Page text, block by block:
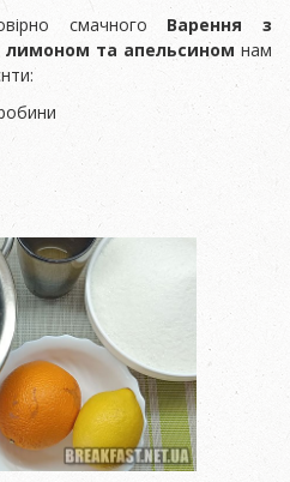
смачного Варення з
лимоном та апельсином нам